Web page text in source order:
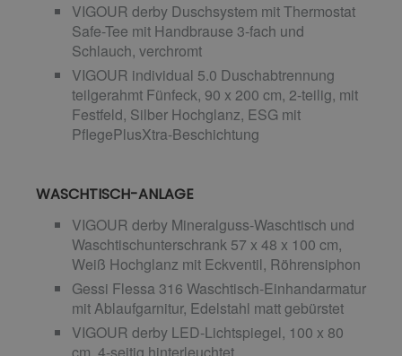
VIGOUR derby Duschsystem mit Thermostat
Safe-Tee mit Handbrause 3-fach und
Schlauch, verchromt
VIGOUR individual 5.0 Duschabtrennung
teilgerahmt Fünfeck, 90 x 200 cm, 2-teilig, mit
Festfeld, Silber Hochglanz, ESG mit
PflegePlusXtra-Beschichtung
WASCHTISCH-ANLAGE
VIGOUR derby Mineralguss-Waschtisch und
Waschtischunterschrank 57 x 48 x 100 cm,
Weiß Hochglanz mit Eckventil, Röhrensiphon
Gessi Flessa 316 Waschtisch-Einhandarmatur
mit Ablaufgarnitur, Edelstahl matt gebürstet
VIGOUR derby LED-Lichtspiegel, 100 x 80